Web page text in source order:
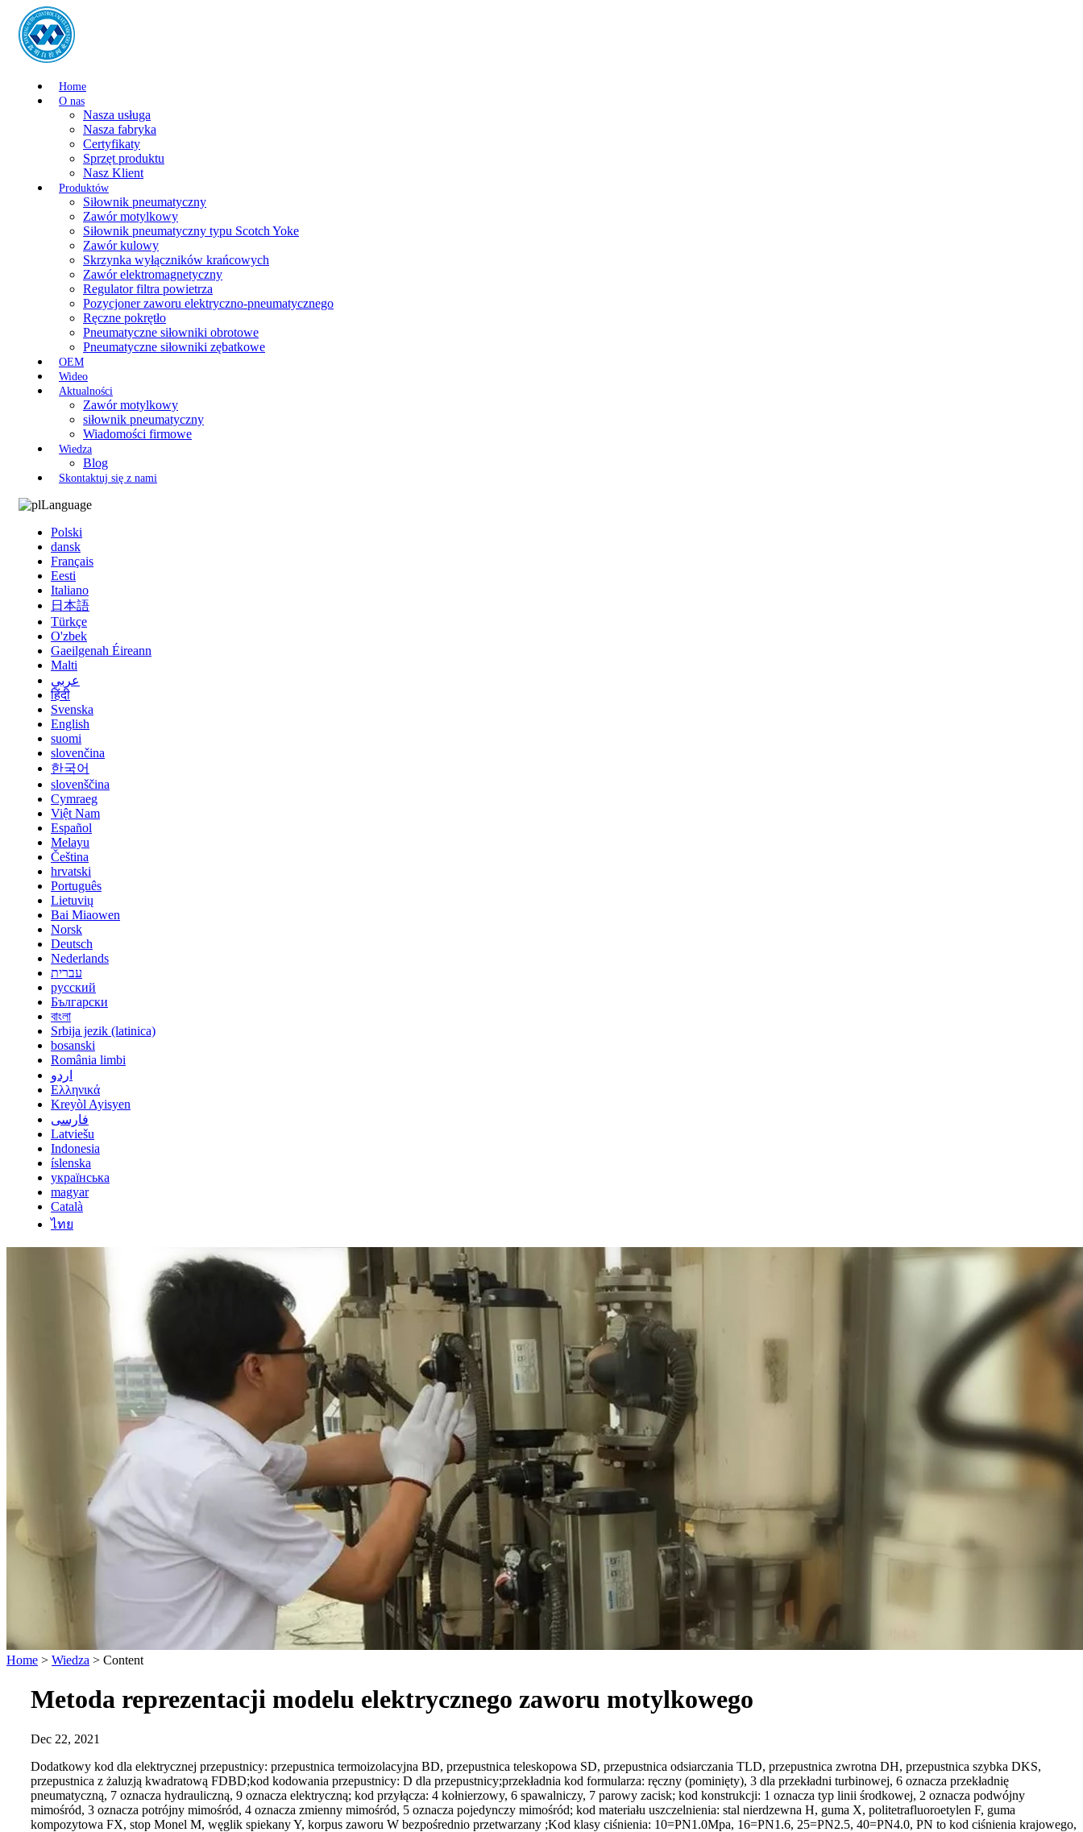
Home
O nas
Nasza usługa
Nasza fabryka
Certyfikaty
Sprzęt produktu
Nasz Klient
Produktów
Siłownik pneumatyczny
Zawór motylkowy
Siłownik pneumatyczny typu Scotch Yoke
Zawór kulowy
Skrzynka wyłączników krańcowych
Zawór elektromagnetyczny
Regulator filtra powietrza
Pozycjoner zaworu elektryczno-pneumatycznego
Ręczne pokrętło
Pneumatyczne siłowniki obrotowe
Pneumatyczne siłowniki zębatkowe
OEM
Wideo
Aktualności
Zawór motylkowy
siłownik pneumatyczny
Wiadomości firmowe
Wiedza
Blog
Skontaktuj się z nami
Language
Polski
dansk
Français
Eesti
Italiano
日本語
Türkçe
O'zbek
Gaeilgenah Éireann
Malti
عربي
हिंदी
Svenska
English
suomi
slovenčina
한국어
slovenščina
Cymraeg
Việt Nam
Español
Melayu
Čeština
hrvatski
Português
Lietuvių
Bai Miaowen
Norsk
Deutsch
Nederlands
עברית
русский
Български
বাংলা
Srbija jezik (latinica)
bosanski
România limbi
اردو
Ελληνικά
Kreyòl Ayisyen
فارسی
Latviešu
Indonesia
íslenska
українська
magyar
Català
ไทย
Home > Wiedza > Content
Metoda reprezentacji modelu elektrycznego zaworu motylkowego
Dec 22, 2021
Dodatkowy kod dla elektrycznej przepustnicy: przepustnica termoizolacyjna BD, przepustnica teleskopowa SD, przepustnica odsiarczania TLD, przepustnica zwrotna DH, przepustnica szybka DKS,
przepustnica z żaluzją kwadratową FDBD;kod kodowania przepustnicy: D dla przepustnicy;przekładnia kod formularza: ręczny (pominięty), 3 dla przekładni turbinowej, 6 oznacza przekładnię
pneumatyczną, 7 oznacza hydrauliczną, 9 oznacza elektryczną; kod przyłącza: 4 kołnierzowy, 6 spawalniczy, 7 parowy zacisk; kod konstrukcji: 1 oznacza typ linii środkowej, 2 oznacza podwójny
mimośród, 3 oznacza potrójny mimośród, 4 oznacza zmienny mimośród, 5 oznacza pojedynczy mimośród; kod materiału uszczelnienia: stal nierdzewna H, guma X, politetrafluoroetylen F, guma
kompozytowa FX, stop Monel M, węglik spiekany Y, korpus zaworu W bezpośrednio przetwarzany ;Kod klasy ciśnienia: 10=PN1.0Mpa, 16=PN1.6, 25=PN2.5, 40=PN4.0, PN to kod ciśnienia krajowego,